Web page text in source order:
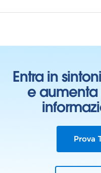
Entra in
e aumenta
Prova